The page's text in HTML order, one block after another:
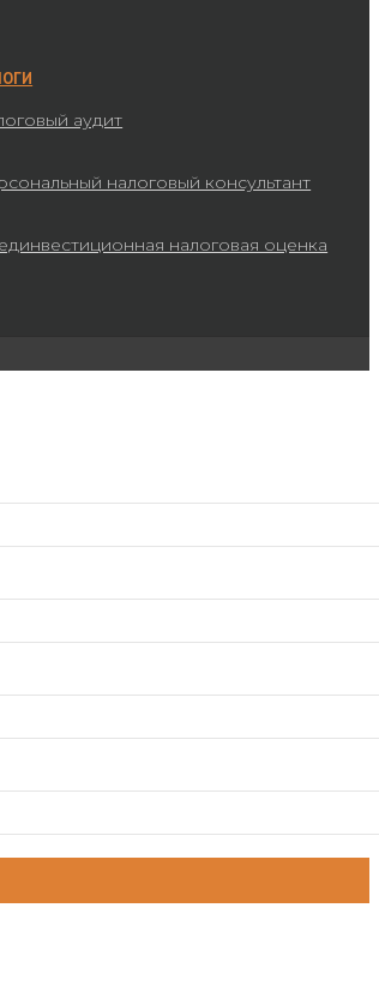
аудит
налоговый консультант
налоговая оценка